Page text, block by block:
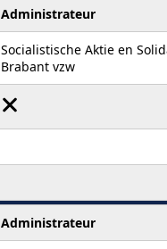
Administrateur
Socialistische Aktie en
Brabant vzw
Administrateur